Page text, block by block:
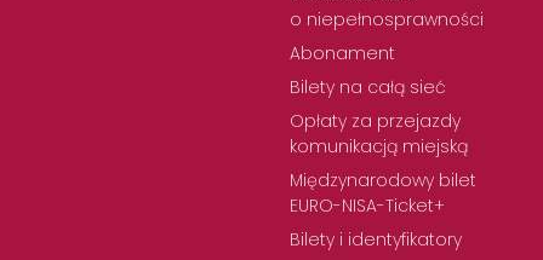
o niepełnosprawności
Abonament
Bilety na całą sieć
Opłaty za przejazdy
komunikacją miejską
Międzynarodowy bilet
EURO-NISA-Ticket+
Bilety i identyfikatory